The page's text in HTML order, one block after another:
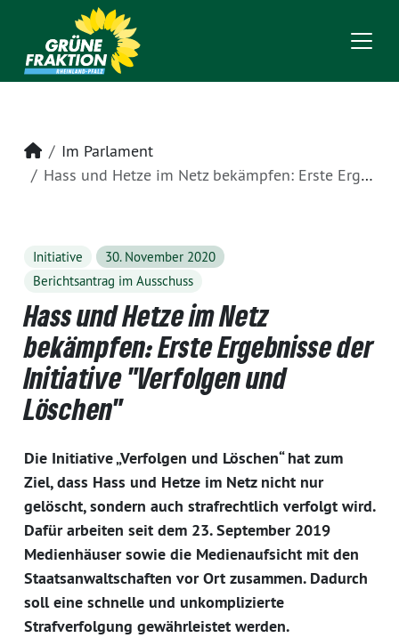
Startseite
Im Parlament
Hass und Hetze im Netz bekämpfen: Erste Ergebnisse der Initiative "Verfolgen und Löschen"
Initiative
30. November 2020
Berichtsantrag im Ausschuss
Hass und Hetze im Netz
bekämpfen: Erste Ergebnisse der
Initiative "Verfolgen und
Löschen"
Die Initiative „Verfolgen und Löschen“ hat zum
Ziel, dass Hass und Hetze im Netz nicht nur
gelöscht, sondern auch strafrechtlich verfolgt wird.
Dafür arbeiten seit dem 23. September 2019
Medienhäuser sowie die Medienaufsicht mit den
Staatsanwaltschaften vor Ort zusammen. Dadurch
soll eine schnelle und unkomplizierte
Strafverfolgung gewährleistet werden.